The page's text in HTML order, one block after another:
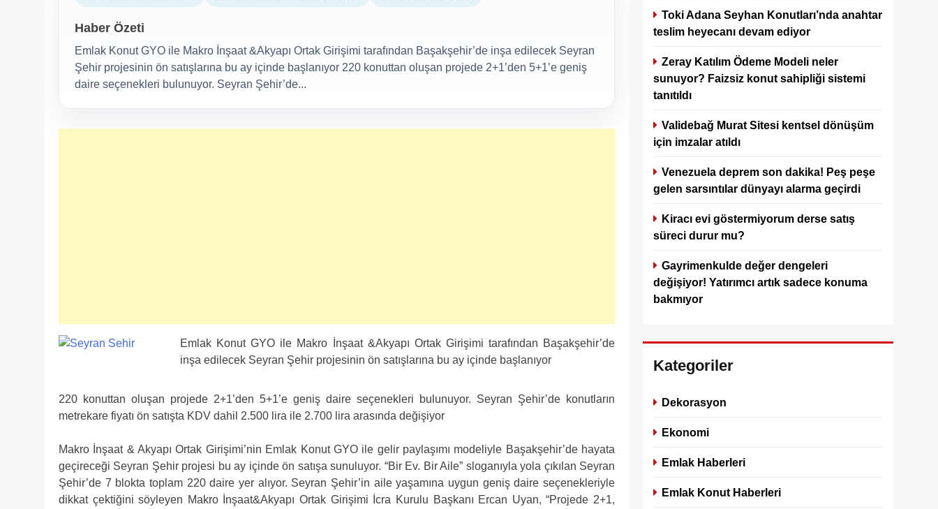
Haber Özeti
Emlak Konut GYO ile Makro İnşaat &Akyapı Ortak Girişimi tarafından Başakşehir’de inşa edilecek Seyran
Şehir projesinin ön satışlarına bu ay içinde başlanıyor 220 konuttan oluşan projede 2+1’den 5+1’e geniş
daire seçenekleri bulunuyor. Seyran Şehir’de...
Emlak Konut GYO ile Makro İnşaat &Akyapı Ortak Girişimi tarafından Başakşehir’de
inşa edilecek Seyran Şehir projesinin ön satışlarına bu ay içinde başlanıyor
220 konuttan oluşan projede 2+1’den 5+1’e geniş daire seçenekleri bulunuyor. Seyran Şehir’de konutların
metrekare fiyatı ön satışta KDV dahil 2.500 lira ile 2.700 lira arasında değişiyor
Makro İnşaat & Akyapı Ortak Girişimi’nin Emlak Konut GYO ile gelir paylaşımı modeliyle Başakşehir’de hayata
geçireceği Seyran Şehir projesi bu ay içinde ön satışa sunuluyor. “Bir Ev. Bir Aile” sloganıyla yola çıkılan Seyran
Şehir’de 7 blokta toplam 220 daire yer alıyor. Seyran Şehir’in aile yaşamına uygun geniş daire seçenekleriyle
dikkat çektiğini söyleyen Makro İnşaat&Akyapı Ortak Girişimi İcra Kurulu Başkanı Ercan Uyan, “Projede 2+1,
Toki Adana Seyhan Konutları’nda anahtar
teslim heyecanı devam ediyor
Zeray Katılım Ödeme Modeli neler
sunuyor? Faizsiz konut sahipliği sistemi
tanıtıldı
Validebağ Murat Sitesi kentsel dönüşüm
için imzalar atıldı
Venezuela deprem son dakika! Peş peşe
gelen sarsıntılar dünyayı alarma geçirdi
Kiracı evi göstermiyorum derse satış
süreci durur mu?
Gayrimenkulde değer dengeleri
değişiyor! Yatırımcı artık sadece konuma
bakmıyor
Kategoriler
Dekorasyon
Ekonomi
Emlak Haberleri
Emlak Konut Haberleri